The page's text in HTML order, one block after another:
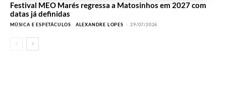
Festival MEO Marés regressa a Matosinhos em 2027 com
datas já definidas
MÚSICA E ESPETÁCULOS ALEXANDRE LOPES - 29/07/2026